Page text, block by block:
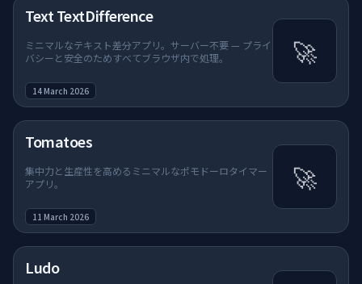
Text TextDifference
ミニマルなテキスト差分アプリ。サーバー不要 — プライ
バシーと安全のためすべてブラウザ内で処理。
14 March 2026
🚀
Tomatoes
集中力と生産性を高めるミニマルなポモドーロタイマー
アプリ。
11 March 2026
🚀
Ludo